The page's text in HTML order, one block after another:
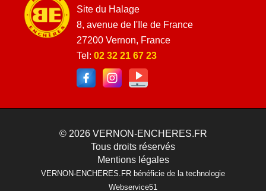
Site du Halage
8, avenue de l'Ile de France
27200 Vernon, France
Tel: 02 32 21 67 23
© 2026 VERNON-ENCHERES.FR
Tous droits réservés
Mentions légales
VERNON-ENCHERES.FR bénéficie de la technologie
Webservice51